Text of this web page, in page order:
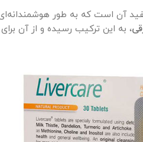
آن است که به طور
، به این ترکیب رسیده و از آن